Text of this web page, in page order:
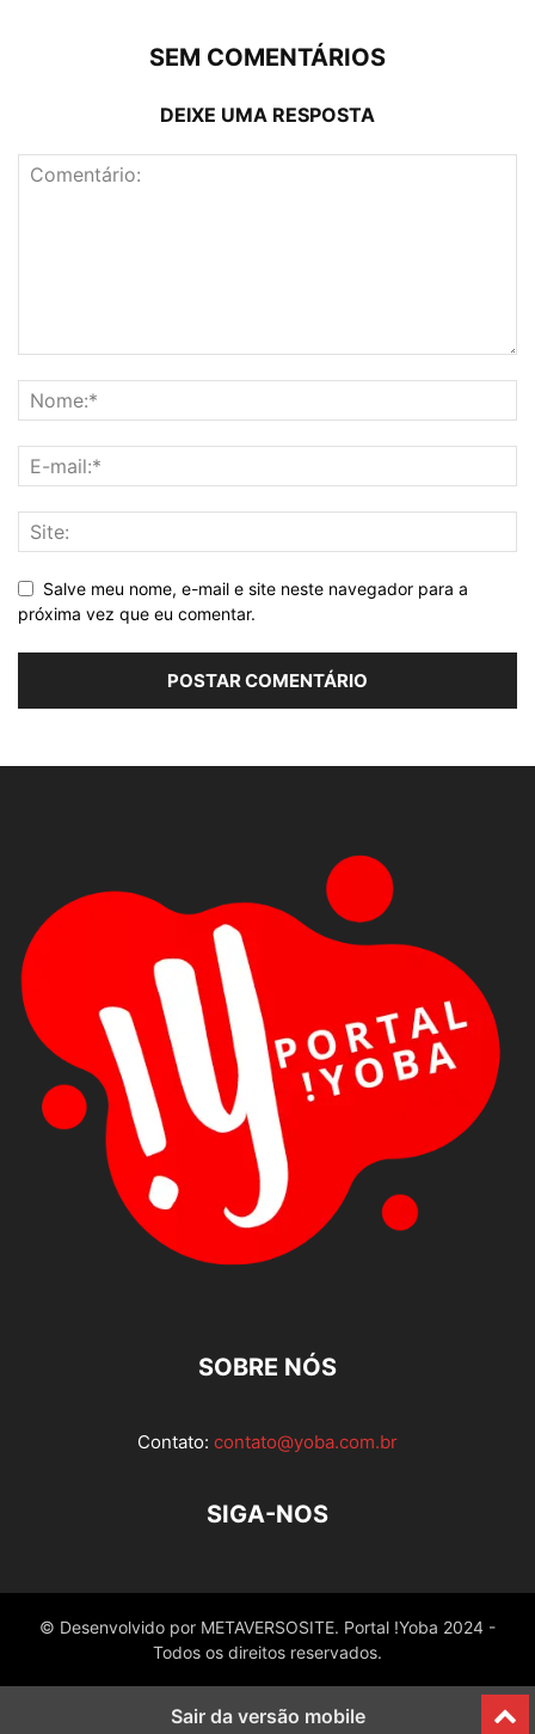
SEM COMENTÁRIOS
DEIXE UMA RESPOSTA
Salve meu nome, e-mail e site neste navegador para a
próxima vez que eu comentar.
SOBRE NÓS
Contato: contato@yoba.com.br
SIGA-NOS
© Desenvolvido por METAVERSOSITE. Portal !Yoba 2024 -
Todos os direitos reservados.
Sair da versão mobile